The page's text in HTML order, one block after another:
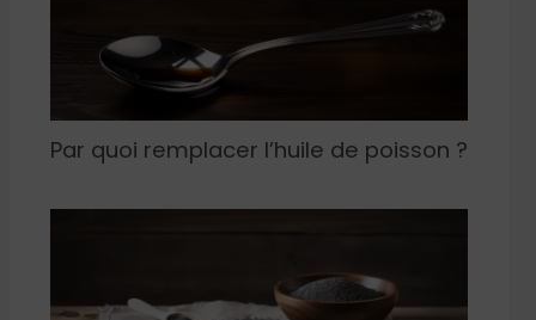
Par quoi remplacer l’huile de poisson ?